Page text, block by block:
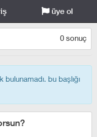
üye ol
0 sonuç
bulunamadı. bu başlığı